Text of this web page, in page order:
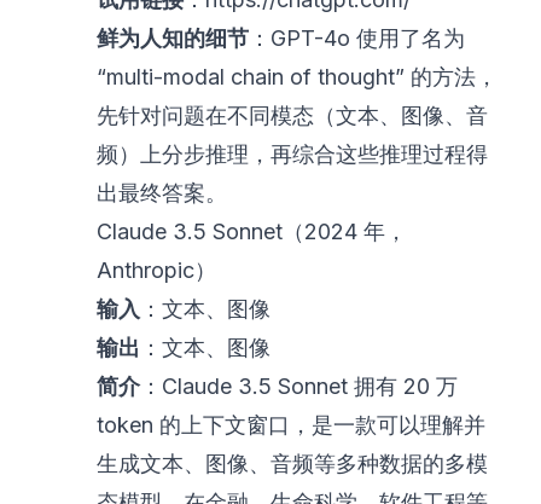
鲜为人知的细节 ：GPT-4o 使用了名为
“multi-modal chain of thought” 的方法，
先针对问题在不同模态（文本、图像、音
频）上分步推理，再综合这些推理过程得
出最终答案。
Claude 3.5 Sonnet（2024 年，
Anthropic）
输入 ：文本、图像
输出 ：文本、图像
简介：Claude 3.5 Sonnet 拥有 20 万
token 的上下文窗口，是一款可以理解并
生成文本、图像、音频等多种数据的多模